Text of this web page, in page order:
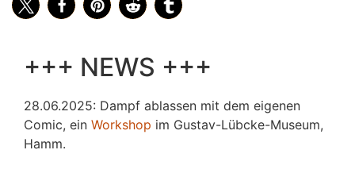
+++ NEWS +++
28.06.2025: Dampf ablassen mit dem eigenen
Comic, ein Workshop im Gustav-Lübcke-Museum,
Hamm.